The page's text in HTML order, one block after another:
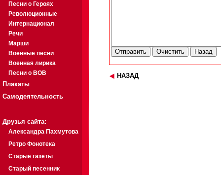
Песни о Героях
Революционные
Интернационал
Речи
Марши
Военные песни
Военная лирика
Песни о ВОВ
Плакаты
Самодеятельность
Друзья сайта:
Александра Пахмутова
Ретро Фонотека
Старые газеты
Старый песенник
НАЗАД